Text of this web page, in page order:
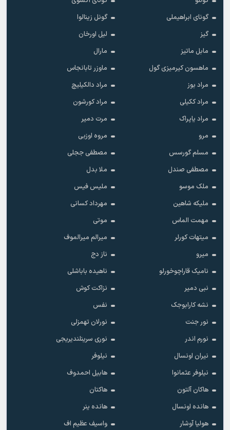
گونای ابراهیملی
گونل زینالوا
گیز
لیل اورخان
مابل ماتیز
مارال
ماهسون کیرمیزی گول
ماوزر تابانجاس
مراد بوز
مراد دالکیلیچ
مراد ککیلی
مراد کورشون
مراد یاپراک
مرت دمیر
مرو
مروه اوزبی
مسلم گورسس
مصطفی ججلی
مصطفی صندل
ملا بدل
ملک موسو
ملیس فیس
ملیکه شاهین
مهرداد کسانی
مهمت الماس
موتی
میتهات کورلر
میرالم میرالموف
میرو
ناز دج
نامیک قاراچوخورلو
ناهیده باباشلی
نبی دمیر
نزاکت کوش
نشه کارابوجک
نفس
نور جنت
نورلان تهمزلی
نورم اندر
نوری سرینلندیریجی
نیران اونسال
نیلوفر
نیلوفر عثمانوا
هابیل احمدوف
هاکان آلتون
هاکتان
هانده اونسال
هانده ینر
هولیا آوشار
واسیف عظیم اف